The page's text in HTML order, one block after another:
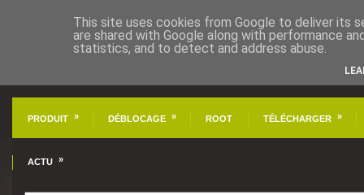
PRODUIT » DÉBLOCAGE » ROOT TÉLÉCHARGER »
ACTU »
This site uses cookies from Google to deliver its
are shared with Google along with performance
statistics, and to detect and address abuse.